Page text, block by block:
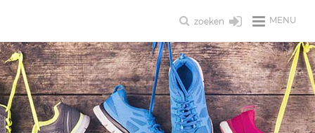
MENU
zoeken